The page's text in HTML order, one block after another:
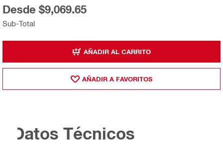
Sub-Total
Desde $9,069.65
AÑADIR AL CARRITO
AÑADIR A FAVORITOS
Datos Técnicos